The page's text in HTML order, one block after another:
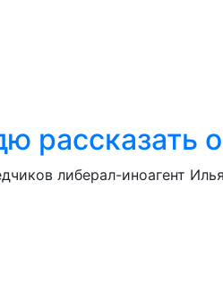
рассказать
либерал-иноагент